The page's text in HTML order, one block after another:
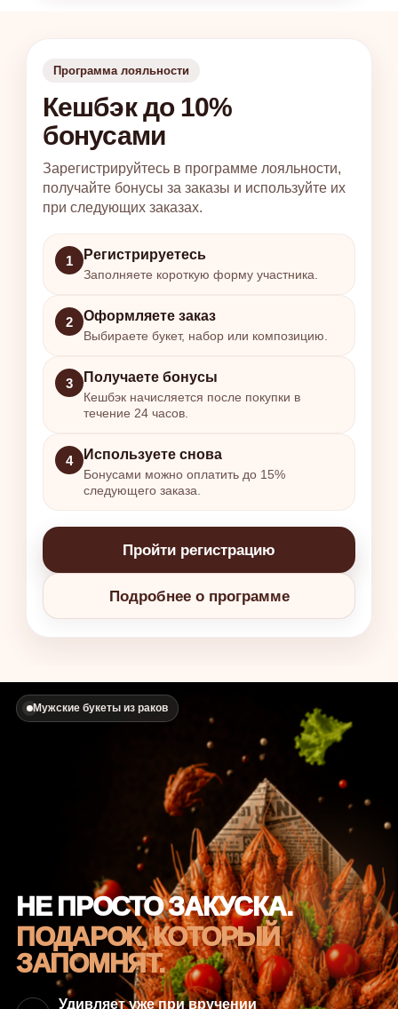
Программа лояльности
Кешбэк до 10%
бонусами
Зарегистрируйтесь в программе лояльности,
получайте бонусы за заказы и используйте их
при следующих заказах.
1 Регистрируетесь
Заполняете короткую форму участника.
2 Оформляете заказ
Выбираете букет, набор или композицию.
3 Получаете бонусы
Кешбэк начисляется после покупки в
течение 24 часов.
4 Используете снова
Бонусами можно оплатить до 15%
следующего заказа.
Пройти регистрацию
Подробнее о программе
Мужские букеты из раков
НЕ ПРОСТО ЗАКУСКА.
ПОДАРОК, КОТОРЫЙ
ЗАПОМНЯТ.
Удивляет уже при вручении